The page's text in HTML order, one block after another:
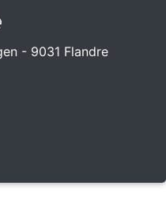
- 9031 Flandre